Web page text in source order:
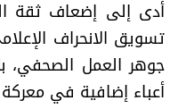
أدى إلى إضعاف ثقة
تسويق الانحراف
جوهر العمل الصحفي،
أعباء إضافية في